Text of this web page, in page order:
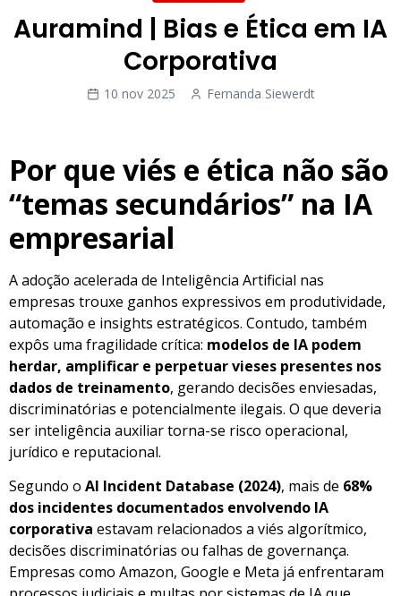
Auramind | Bias e Ética em IA
Corporativa
10 nov 2025 Fernanda Siewerdt
Por que viés e ética não são
“temas secundários” na IA
empresarial
A adoção acelerada de Inteligência Artificial nas
empresas trouxe ganhos expressivos em produtividade,
automação e insights estratégicos. Contudo, também
expôs uma fragilidade crítica: modelos de IA podem
herdar, amplificar e perpetuar vieses presentes nos
dados de treinamento, gerando decisões enviesadas,
discriminatórias e potencialmente ilegais. O que deveria
ser inteligência auxiliar torna-se risco operacional,
jurídico e reputacional.
Segundo o AI Incident Database (2024), mais de 68%
dos incidentes documentados envolvendo IA
corporativa estavam relacionados a viés algorítmico,
decisões discriminatórias ou falhas de governança.
Empresas como Amazon, Google e Meta já enfrentaram